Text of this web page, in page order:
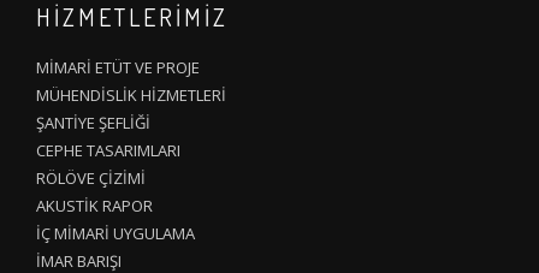
HİZMETLERİMİZ
MİMARİ ETÜT VE PROJE
MÜHENDİSLİK HİZMETLERİ
ŞANTİYE ŞEFLİĞİ
CEPHE TASARIMLARI
RÖLÖVE ÇİZİMİ
AKUSTİK RAPOR
İÇ MİMARİ UYGULAMA
İMAR BARIŞI